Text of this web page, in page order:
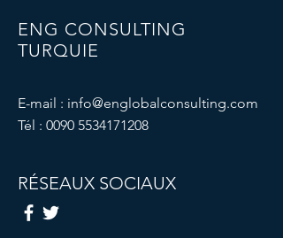
ENG CONSULTING
TURQUIE
E-mail : info@englobalconsulting.com
Tél : 0090 5534171208
RÉSEAUX SOCIAUX